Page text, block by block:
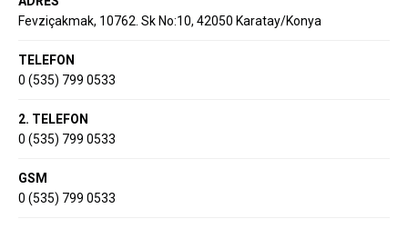
Fevziçakmak, 10762. Sk No:10, 42050 Karatay/Konya
TELEFON
0 (535) 799 0533
2. TELEFON
0 (535) 799 0533
GSM
0 (535) 799 0533